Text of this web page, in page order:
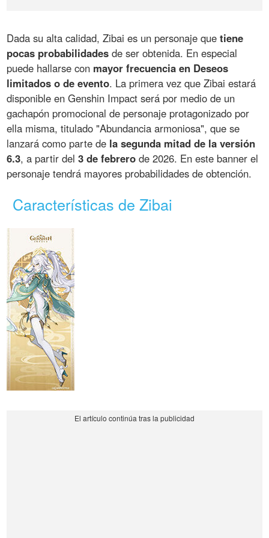
Dada su alta calidad, Zibai es un personaje quetiene
pocas probabilidades de ser obtenida. En especial
puede hallarse con mayor frecuencia en Deseos
limitados o de evento. La primera vez que Zibai estará
disponible en Genshin Impact será por medio de un
gachapón promocional de personaje protagonizado por
ella misma, titulado "Abundancia armoniosa", que se
lanzará como parte de la segunda mitad de la versión
6.3, a partir del3 de febrero de 2026. En este banner el
personaje tendrá mayores probabilidades de obtención.
Características de Zibai